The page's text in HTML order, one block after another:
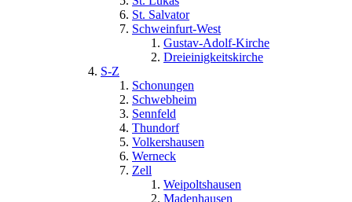
St. Salvator
Schweinfurt-West
Gustav-Adolf-Kirche
Dreieinigkeitskirche
S-Z
Schonungen
Schwebheim
Sennfeld
Thundorf
Volkershausen
Werneck
Zell
Weipoltshausen
Madenhausen